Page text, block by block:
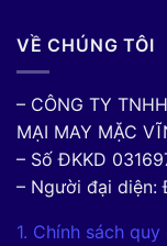
VỀ CHÚNG TÔI
– CÔNG TY
MẠI MAY MẶC
– Số ĐKKD
– Người đại diện:
1. Chính sách